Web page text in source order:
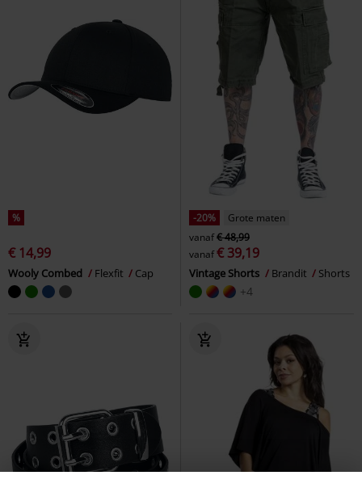
%
€ 14,99
Wooly Combed Flexfit Cap
-20%
Grote maten
vanaf€ 48,99
vanaf€ 39,19
Vintage Shorts Brandit Shorts
+4